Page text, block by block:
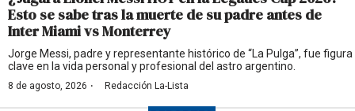
Esto se sabe tras la muerte de su padre antes de
Inter Miami vs Monterrey
Jorge Messi, padre y representante histórico de “La Pulga”, fue figura
clave en la vida personal y profesional del astro argentino.
8 de agosto, 2026 · Redacción La-Lista